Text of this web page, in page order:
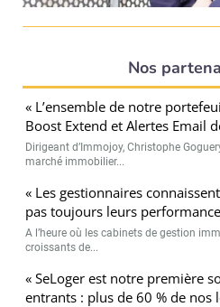
Nos
« L’ensemble de notre
Boost Extend et Alertes Email
Dirigeant d’Immojoy, Christophe
marché immobilier...
« Les gestionnaires
pas toujours leurs
A l’heure où les cabinets de gestion
croissants de...
« SeLoger est notre première
entrants : plus de 60 % de nos